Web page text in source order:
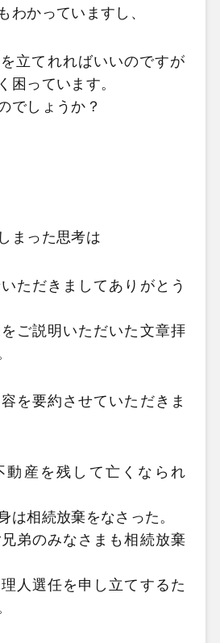
わかっていますし、
立てれればいいのですが
困っています。
でしょうか？
まった思考は
ただきましてありがとう
ご説明いただいた文章拝
を要約させていただきま
産を残して亡くなられ
相続放棄をなさった。
弟のみなさまも相続放棄
人選任を申し立てするた